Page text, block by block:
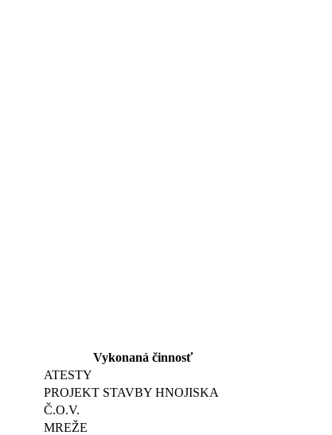
Vykonaná činnosť
ATESTY
PROJEKT STAVBY HNOJISKA
Č.O.V.
MREŽE